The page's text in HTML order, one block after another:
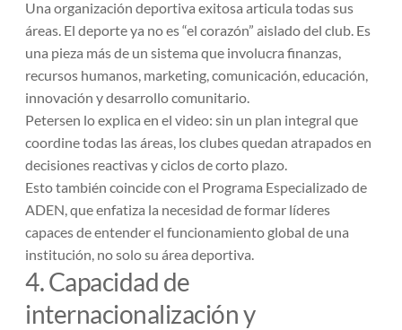
Una organización deportiva exitosa articula todas sus
áreas. El deporte ya no es “el corazón” aislado del club. Es
una pieza más de un sistema que involucra finanzas,
recursos humanos, marketing, comunicación, educación,
innovación y desarrollo comunitario.
Petersen lo explica en el video: sin un plan integral que
coordine todas las áreas, los clubes quedan atrapados en
decisiones reactivas y ciclos de corto plazo.
Esto también coincide con el Programa Especializado de
ADEN, que enfatiza la necesidad de formar líderes
capaces de entender el funcionamiento global de una
institución, no solo su área deportiva.
4. Capacidad de
internacionalización y